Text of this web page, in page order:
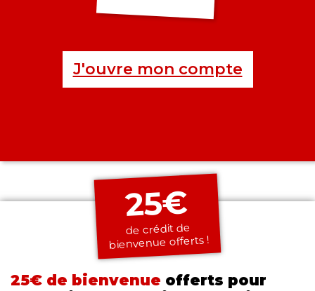
J'ouvre mon compte
25€
de crédit de
bienvenue offerts !
25€ de bienvenue offerts pour